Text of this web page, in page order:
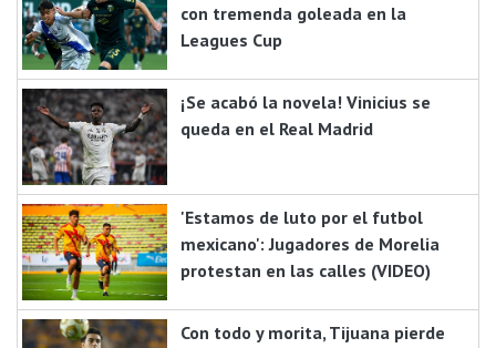
con tremenda goleada en la
Leagues Cup
¡Se acabó la novela! Vinicius se
queda en el Real Madrid
'Estamos de luto por el futbol
mexicano': Jugadores de Morelia
protestan en las calles (VIDEO)
Con todo y morita, Tijuana pierde